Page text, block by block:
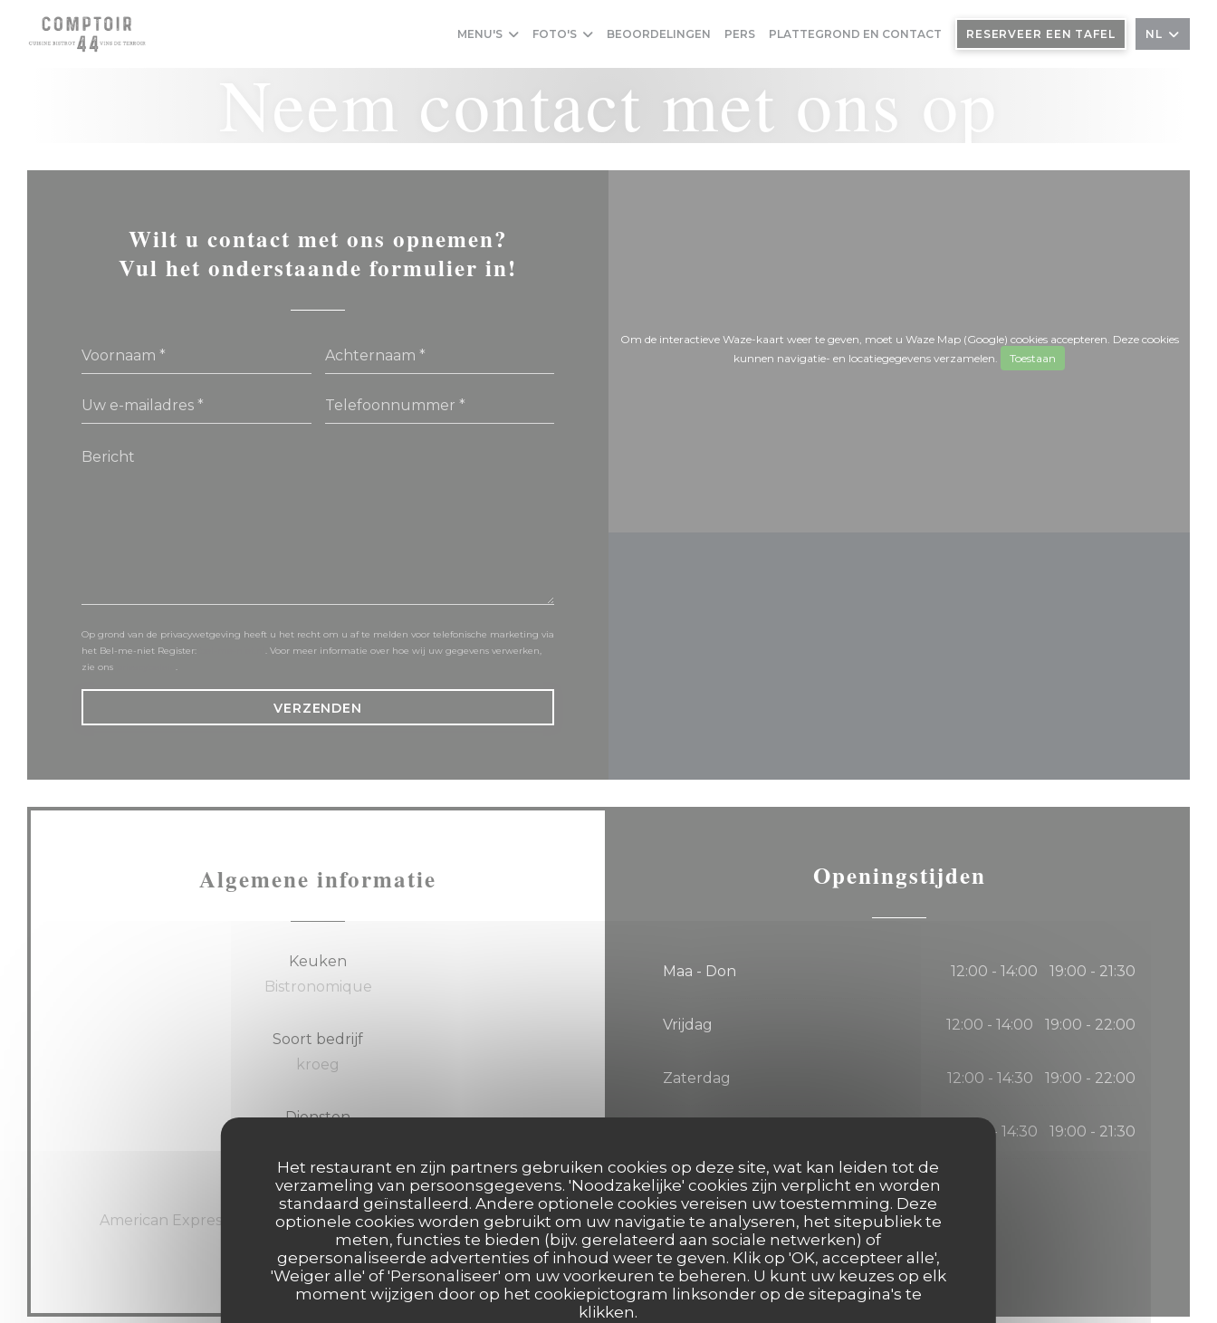
Cookies beheer paneel
Het restaurant en zijn partners gebruiken cookies op deze site, wat kan leiden tot de
verzameling van persoonsgegevens. 'Noodzakelijke' cookies zijn verplicht en worden
standaard geïnstalleerd. Andere optionele cookies vereisen uw toestemming. Deze
optionele cookies worden gebruikt om uw navigatie te analyseren, het sitepubliek te
meten, functies te bieden (bijv. gerelateerd aan sociale netwerken) of
gepersonaliseerde advertenties of inhoud weer te geven. Klik op 'OK, accepteer alle',
'Weiger alle' of 'Personaliseer' om uw voorkeuren te beheren. U kunt uw keuzes op elk
moment wijzigen door op het cookiepictogram linksonder op de sitepagina's te
klikken.
MENU'S FOTO'S BEOORDELINGEN PERS PLATTEGROND EN CONTACT RESERVEER EEN TAFEL NL
Neem contact met ons op
Wilt u contact met ons opnemen?
Vul het onderstaande formulier in!
Op grond van de privacywetgeving heeft u het recht om u af te melden voor telefonische marketing via
het Bel-me-niet Register:
. Voor meer informatie over hoe wij uw gegevens verwerken,
zie ons
.
Om de interactieve Waze-kaart weer te geven, moet u Waze Map (Google) cookies accepteren. Deze cookies
kunnen navigatie- en locatiegegevens verzamelen.
Toestaan
Algemene informatie
Keuken
Bistronomique
Soort bedrijf
kroeg
Diensten
Betaalmethoden
American Express, Visa, Eurocard / Mastercard, Contant geld,
Debetkaart
Openingstijden
Maa - Don 12:00 - 14:00 19:00 - 21:30
Vrijdag 12:00 - 14:00 19:00 - 22:00
Zaterdag 12:00 - 14:30 19:00 - 22:00
12:00 - 14:30 19:00 - 21:30